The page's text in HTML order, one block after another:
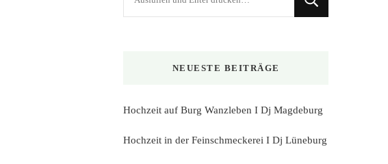
NEUESTE BEITRÄGE
Hochzeit auf Burg Wanzleben I Dj Magdeburg
Hochzeit in der Feinschmeckerei I Dj Lüneburg